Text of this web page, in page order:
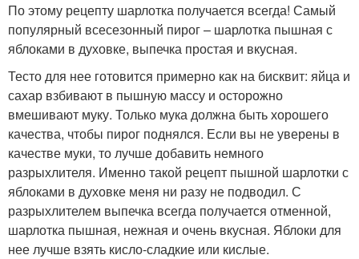
По этому рецепту шарлотка получается всегда! Самый
популярный всесезонный пирог – шарлотка пышная с
яблоками в духовке, выпечка простая и вкусная.
Тесто для нее готовится примерно как на бисквит: яйца и
сахар взбивают в пышную массу и осторожно
вмешивают муку. Только мука должна быть хорошего
качества, чтобы пирог поднялся. Если вы не уверены в
качестве муки, то лучше добавить немного
разрыхлителя. Именно такой рецепт пышной шарлотки с
яблоками в духовке меня ни разу не подводил. С
разрыхлителем выпечка всегда получается отменной,
шарлотка пышная, нежная и очень вкусная. Яблоки для
нее лучше взять кисло-сладкие или кислые.